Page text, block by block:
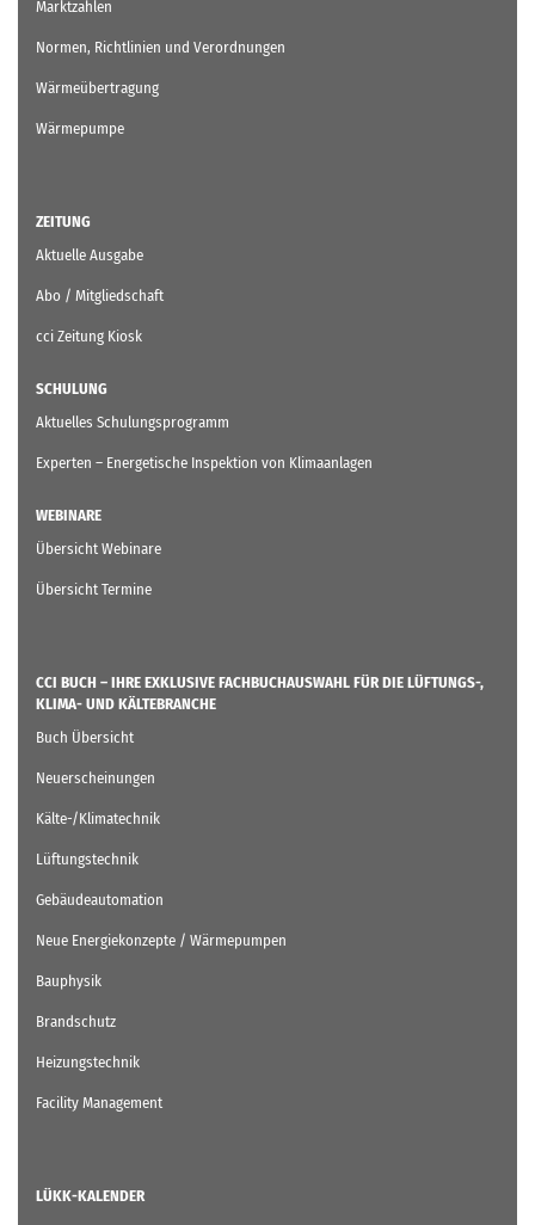
Marktzahlen
Normen, Richtlinien und Verordnungen
Wärmeübertragung
Wärmepumpe
ZEITUNG
Aktuelle Ausgabe
Abo / Mitgliedschaft
cci Zeitung Kiosk
SCHULUNG
Aktuelles Schulungsprogramm
Experten – Energetische Inspektion von Klimaanlagen
WEBINARE
Übersicht Webinare
Übersicht Termine
CCI BUCH – IHRE EXKLUSIVE FACHBUCHAUSWAHL FÜR DIE LÜFTUNGS-,
KLIMA- UND KÄLTEBRANCHE
Buch Übersicht
Neuerscheinungen
Kälte-/Klimatechnik
Lüftungstechnik
Gebäudeautomation
Neue Energiekonzepte / Wärmepumpen
Bauphysik
Brandschutz
Heizungstechnik
Facility Management
LÜKK-KALENDER